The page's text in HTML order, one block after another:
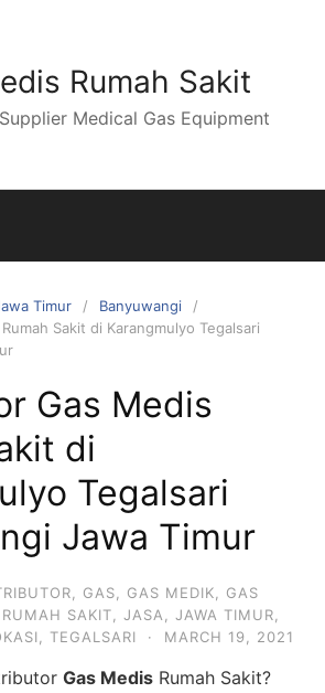
Rumah Sakit
Medical Gas Equipment
Timur
Banyuwangi
Sakit di Karangmulyo Tegalsari
Gas Medis
di
Tegalsari
Jawa Timur
GAS GAS MEDIK
GAS
SAKIT JASA JAWA TIMUR
TEGALSARI · MARCH 19, 2021
Gas Medis Rumah Sakit?